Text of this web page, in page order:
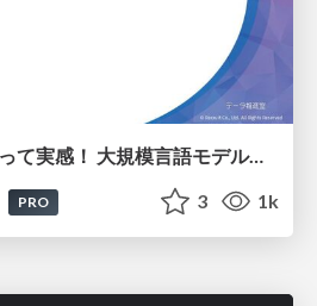
つくって納得、つかって実感！ 大規模言語モデルことはじめ ver2.0
PRO 3 1k